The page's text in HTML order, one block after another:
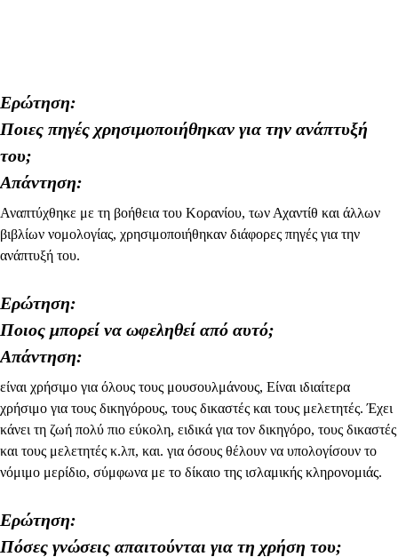
Ερώτηση:
Ποιες πηγές χρησιμοποιήθηκαν για την ανάπτυξή
του;
Απάντηση:
Αναπτύχθηκε με τη βοήθεια του Κορανίου, των Αχαντίθ και άλλων
βιβλίων νομολογίας, χρησιμοποιήθηκαν διάφορες πηγές για την
ανάπτυξή του.
Ερώτηση:
Ποιος μπορεί να ωφεληθεί από αυτό;
Απάντηση:
είναι χρήσιμο για όλους τους μουσουλμάνους, Είναι ιδιαίτερα
χρήσιμο για τους δικηγόρους, τους δικαστές και τους μελετητές. Έχει
κάνει τη ζωή πολύ πιο εύκολη, ειδικά για τον δικηγόρο, τους δικαστές
και τους μελετητές κ.λπ, και. για όσους θέλουν να υπολογίσουν το
νόμιμο μερίδιο, σύμφωνα με το δίκαιο της ισλαμικής κληρονομιάς.
Ερώτηση:
Πόσες γνώσεις απαιτούνται για τη χρήση του;